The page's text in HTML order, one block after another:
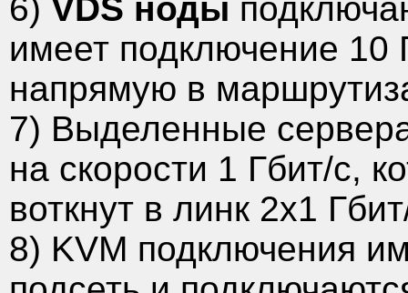
6) VDS ноды
имеет подключение 10
напрямую в
7) Выделенные
на скорости 1 Гбит/с,
воткнут в линк 2х1
8) KVM подключения